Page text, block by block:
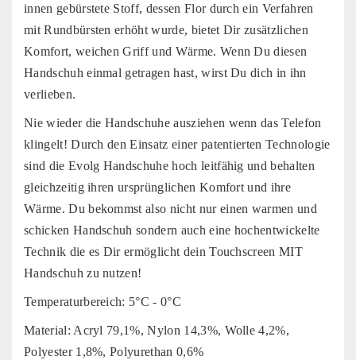
innen gebürstete Stoff, dessen Flor durch ein Verfahren
mit Rundbürsten erhöht wurde, bietet Dir zusätzlichen
Komfort, weichen Griff und Wärme. Wenn Du diesen
Handschuh einmal getragen hast, wirst Du dich in ihn
verlieben.
Nie wieder die Handschuhe ausziehen wenn das Telefon
klingelt! Durch den Einsatz einer patentierten Technologie
sind die Evolg Handschuhe hoch leitfähig und behalten
gleichzeitig ihren ursprünglichen Komfort und ihre
Wärme. Du bekommst also nicht nur einen warmen und
schicken Handschuh sondern auch eine hochentwickelte
Technik die es Dir ermöglicht dein Touchscreen MIT
Handschuh zu nutzen!
Temperaturbereich: 5°C - 0°C
Material: Acryl 79,1%, Nylon 14,3%, Wolle 4,2%,
Polyester 1,8%, Polyurethan 0,6%